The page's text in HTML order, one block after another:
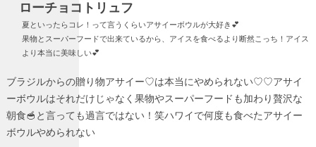
ローチョコトリュフ
夏といったらコレ！って言うくらいアサイーボウルが大好き💕
果物とスーパーフードで出来ているから、アイスを食べるより断然こっち！アイス
より本当に美味しい💕
ブラジルからの贈り物アサイー♡は本当にやめられない♡♡アサイ
ーボウルはそれだけじゃなく果物やスーパーフードも加わり贅沢な
朝食🥣と言っても過言ではない！笑ハワイで何度も食べたアサイー
ボウルやめられない